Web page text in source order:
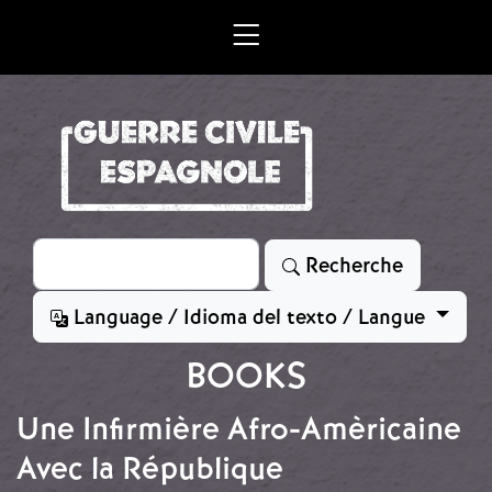
Rechercher
Recherche
Language / Idioma del texto / Langue
BOOKS
Une Infirmière Afro-Amèricaine
Avec la République